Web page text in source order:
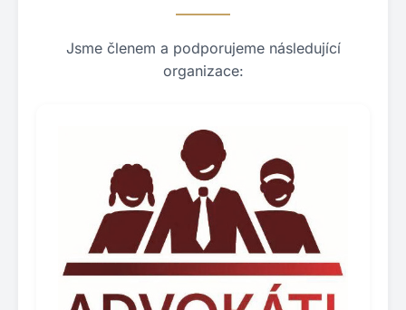
Jsme členem a podporujeme následující
organizace: